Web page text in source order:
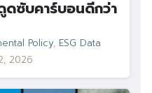
ดซับคาร์บอนดีกว่า
Policy, ESG Data
2026